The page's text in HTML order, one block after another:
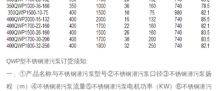
QWP型不锈钢潜污泵订货须知:
一、①产品名称与不锈钢潜污泵型号②不锈钢潜污泵 口径③不锈钢潜污泵扬
程（m）④不锈钢潜污泵流量⑤不锈钢潜污泵电机功率（KW）⑥不锈钢潜污